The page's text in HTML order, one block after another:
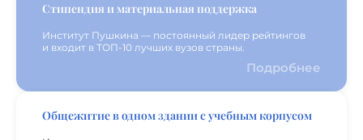
Стипендия и материальная поддержка
Институт Пушкина — постоянный лидер рейтингов
и входит в ТОП-10 лучших вузов страны.
Подробнее
Общежитие в одном здании с учебным корпусом